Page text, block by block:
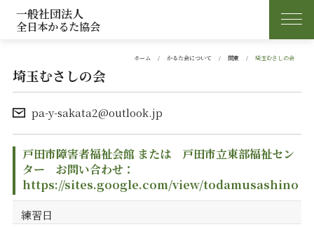
一般社団法人
全日本かるた協会
ホーム かるた会について 関東 埼玉むさしの会
埼玉むさしの会
pa-y-sakata2@outlook.jp
戸田市障害者福祉会館 または 戸田市立東部福祉セン
ター お問い合わせ：
https://sites.google.com/view/todamusashino
練習日